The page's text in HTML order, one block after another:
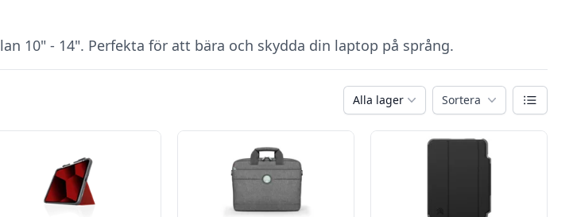
10" - 14". Perfekta för att bära och skydda din laptop på språng.
Alla lager Sortera Växla vy